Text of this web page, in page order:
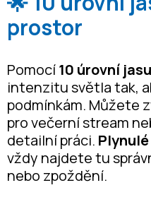
prostor
Pomocí10 úrovní jasu
intenzitu světla tak,
podmínkám. Můžete
pro večerní stream
detailní práci.
vždy najdete tu
nebo zpoždění.